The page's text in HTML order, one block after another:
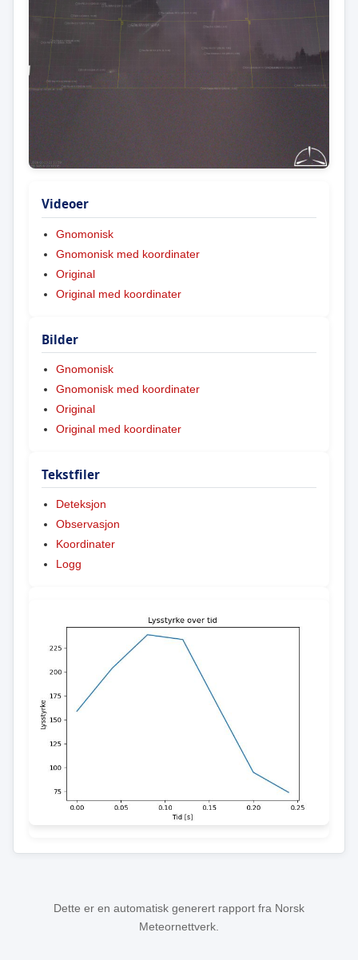
Videoer
Gnomonisk
Gnomonisk med koordinater
Original
Original med koordinater
Bilder
Gnomonisk
Gnomonisk med koordinater
Original
Original med koordinater
Tekstfiler
Deteksjon
Observasjon
Koordinater
Logg
Dette er en automatisk generert rapport fra Norsk
Meteornettverk.